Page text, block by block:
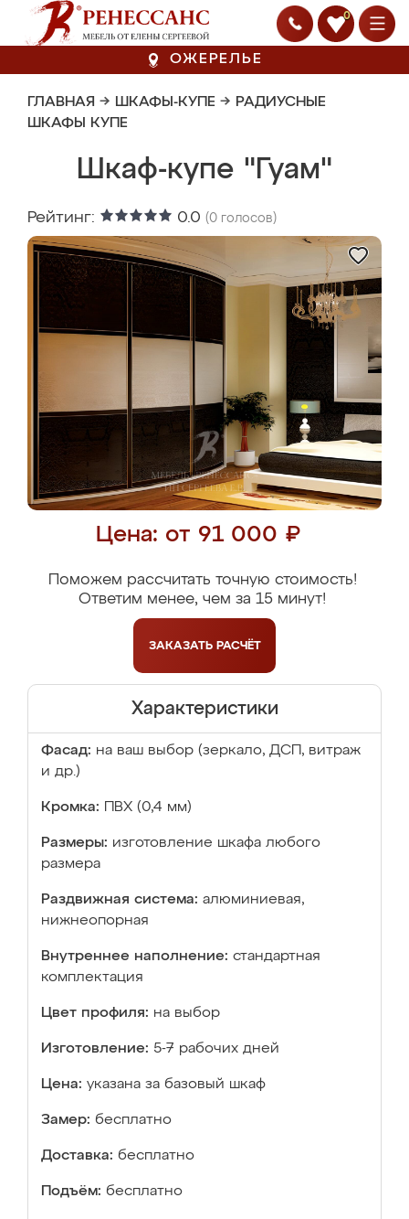
0
ОЖЕРЕЛЬЕ
ГЛАВНАЯ → ШКАФЫ-КУПЕ → РАДИУСНЫЕ
ШКАФЫ КУПЕ
Шкаф-купе "Гуам"
Рейтинг: 0.0 (0 голосов)
Цена: от 91 000 ₽
Поможем рассчитать точную стоимость!
Ответим менее, чем за 15 минут!
ЗАКАЗАТЬ РАСЧЁТ
Характеристики
Фасад: на ваш выбор (зеркало, ДСП, витраж
и др.)
Кромка: ПВХ (0,4 мм)
Размеры: изготовление шкафа любого
размера
Раздвижная система: алюминиевая,
нижнеопорная
Внутреннее наполнение: стандартная
комплектация
Цвет профиля: на выбор
Изготовление: 5-7 рабочих дней
Цена: указана за базовый шкаф
Замер: бесплатно
Доставка: бесплатно
Подъём: бесплатно